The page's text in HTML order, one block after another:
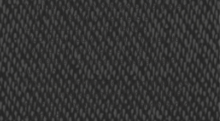
Manipulação de Montagens: Montagem,
movimentação, importação e
exportação de componentes.
Modelagem 3D Avançada: Criação de
sólidos por revolução e varredura,
modelagem de roscas e operações de
furação.
Detalhes e Renderização: Uso de planos
no caminho, desenhos 2D complexos,
criação de layouts, vistas e renderização
avançada.